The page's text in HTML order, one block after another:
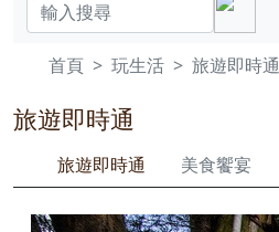
首頁 玩生活 旅遊即時通
旅遊即時通
旅遊即時通 美食饗宴